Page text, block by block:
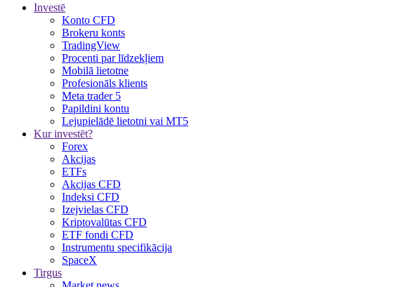
Investē
Konto CFD
Brokeru konts
TradingView
Procenti par līdzekļiem
Mobilā lietotne
Profesionāls klients
Meta trader 5
Papildini kontu
Lejupielādē lietotni vai MT5
Kur investēt?
Forex
Akcijas
ETFs
Akcijas CFD
Indeksi CFD
Izejvielas CFD
Kriptovalūtas CFD
ETF fondi CFD
Instrumentu specifikācija
SpaceX
Tirgus